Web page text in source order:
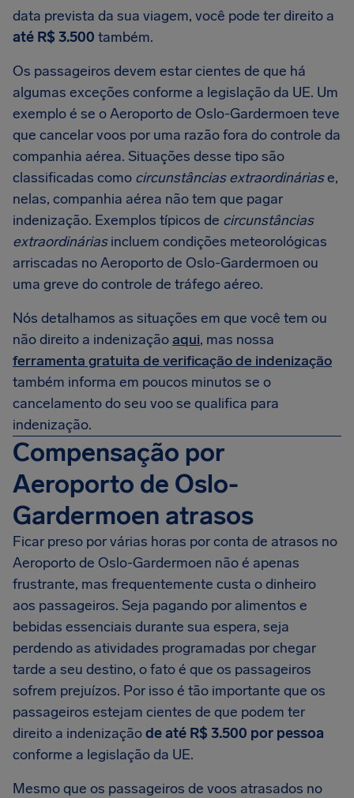
data prevista da sua viagem, você pode ter direito a
até R$ 3.500 também.
Os passageiros devem estar cientes de que há
algumas exceções conforme a legislação da UE. Um
exemplo é se o Aeroporto de Oslo-Gardermoen teve
que cancelar voos por uma razão fora do controle da
companhia aérea. Situações desse tipo são
classificadas como circunstâncias extraordináriase,
nelas, companhia aérea não tem que pagar
indenização. Exemplos típicos de circunstâncias
extraordináriasincluem condições meteorológicas
arriscadas no Aeroporto de Oslo-Gardermoen ou
uma greve do controle de tráfego aéreo.
Nós detalhamos as situações em que você tem ou
não direito a indenizaçãoaqui, mas nossa
ferramenta gratuita de verificação de indenização
também informa em poucos minutos se o
cancelamento do seu voo se qualifica para
indenização.
Compensação por
Aeroporto de Oslo-
Gardermoen atrasos
Ficar preso por várias horas por conta de atrasos no
Aeroporto de Oslo-Gardermoen não é apenas
frustrante, mas frequentemente custa o dinheiro
aos passageiros. Seja pagando por alimentos e
bebidas essenciais durante sua espera, seja
perdendo as atividades programadas por chegar
tarde a seu destino, o fato é que os passageiros
sofrem prejuízos. Por isso é tão importante que os
passageiros estejam cientes de que podem ter
direito a indenizaçãode até R$ 3.500 por pessoa
conforme a legislação da UE.
Mesmo que os passageiros de voos atrasados no